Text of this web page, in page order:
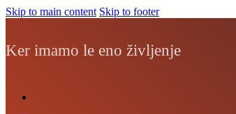
Skip to main content Skip to footer
Ker imamo le eno življenje